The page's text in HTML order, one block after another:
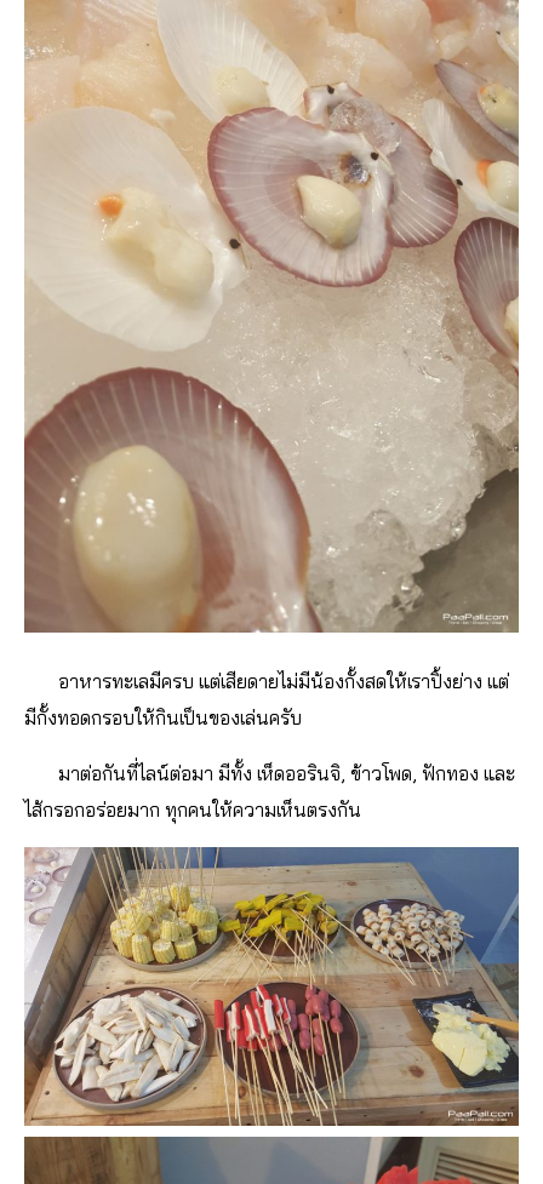
อาหารทะเลมีครบ แต่เสียดายไม่มีน้องกั้งสดให้เราปิ้งย่าง แต่
มีกั้งทอดกรอบให้กินเป็นของเล่นครับ
มาต่อกันที่ไลน์ต่อมา มีทั้ง เห็ดออรินจิ, ข้าวโพด, ฟักทอง และ
ไส้กรอกอร่อยมาก ทุกคนให้ความเห็นตรงกัน